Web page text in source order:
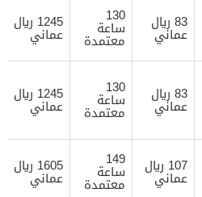
83 ريال
عماني
130
ساعة
معتمدة
1245 ريال
عماني
83 ريال
عماني
130
ساعة
معتمدة
1245 ريال
عماني
107 ريال
عماني
149
ساعة
معتمدة
1605 ريال
عماني